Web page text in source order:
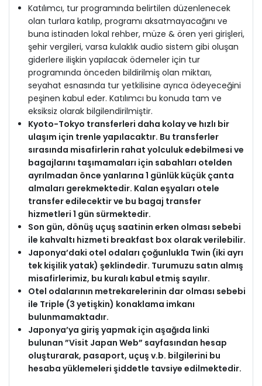
Katılımcı, tur programında belirtilen düzenlenecek
olan turlara katılıp, programı aksatmayacağını ve
buna istinaden lokal rehber, müze & ören yeri girişleri,
şehir vergileri, varsa kulaklık audio sistem gibi oluşan
giderlere ilişkin yapılacak ödemeler için tur
programında önceden bildirilmiş olan miktarı,
seyahat esnasında tur yetkilisine ayrıca ödeyeceğini
peşinen kabul eder. Katılımcı bu konuda tam ve
eksiksiz olarak bilgilendirilmiştir.
Kyoto-Tokyo transferleri daha kolay ve hızlı bir
ulaşım için trenle yapılacaktır. Bu transferler
sırasında misafirlerin rahat yolculuk edebilmesi ve
bagajlarını taşımamaları için sabahları otelden
ayrılmadan önce yanlarına 1 günlük küçük çanta
almaları gerekmektedir. Kalan eşyaları otele
transfer edilecektir ve bu bagaj transfer
hizmetleri 1 gün sürmektedir.
Son gün, dönüş uçuş saatinin erken olması sebebi
ile kahvaltı hizmeti breakfast box olarak verilebilir.
Japonya’daki otel odaları çoğunlukla Twin (iki ayrı
tek kişilik yatak) şeklindedir. Turumuzu satın almış
misafirlerimiz, bu kuralı kabul etmiş sayılır.
Otel odalarının metrekarelerinin dar olması sebebi
ile Triple (3 yetişkin) konaklama imkanı
bulunmamaktadır.
Japonya’ya giriş yapmak için aşağıda linki
bulunan ”Visit Japan Web” sayfasından hesap
oluşturarak, pasaport, uçuş v.b. bilgilerini bu
hesaba yüklemeleri şiddetle tavsiye edilmektedir.